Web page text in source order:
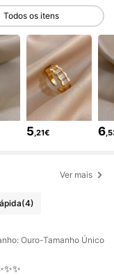
Todos os itens
5 ,21€ 6
Ver mais
(4)
Ouro-Tamanho Único